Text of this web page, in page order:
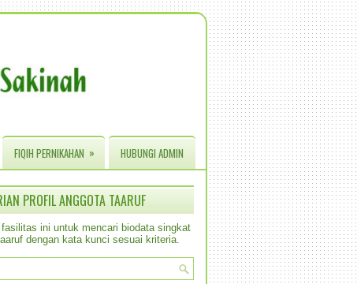
FIQIH PERNIKAHAN » HUBUNGI ADMIN
PROFIL ANGGOTA TAARUF
ini untuk mencari biodata singkat
dengan kata kunci sesuai kriteria.